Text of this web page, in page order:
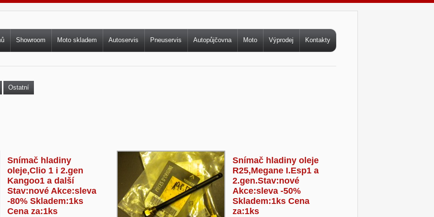
menu
Showroom Moto skladem Autoservis Pneuservis Autopůjčovna Moto Výprodej Kontakty
Ostatní
Snímač hladiny
oleje,Clio 1 i 2.gen
Kangoo1 a další
Stav:nové Akce:sleva
-80% Skladem:1ks
Cena za:1ks
Snímač hladiny oleje
R25,Megane I.Esp1 a
2.gen.Stav:nové
Akce:sleva -50%
Skladem:1ks Cena
za:1ks